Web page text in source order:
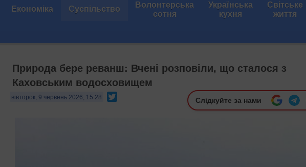
Економіка Суспільство Волонтерська
сотня
Українська
кухня
Світське
життя
Природа бере реванш: Вчені розповіли, що сталося з
Каховським водосховищем
вівторок, 9 червень 2026, 15:28 Слідкуйте за нами